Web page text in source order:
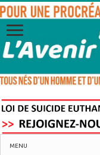
MENU